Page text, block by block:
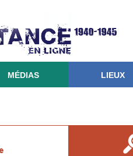
MÉDIAS LIEUX